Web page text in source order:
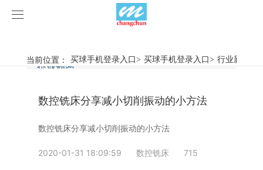
买球手机登录入口
旋弧焊机
摩擦焊机
产品视频
买球手机登录入口
当前位置： 买球手机登录入口> 买球手机登录入口> 行业新闻
行业新闻
企业动态
数控铣床分享减小切削振动的小方法
数控铣床分享减小切削振动的小方法
2020-01-31 18:09:59 数控铣床 715